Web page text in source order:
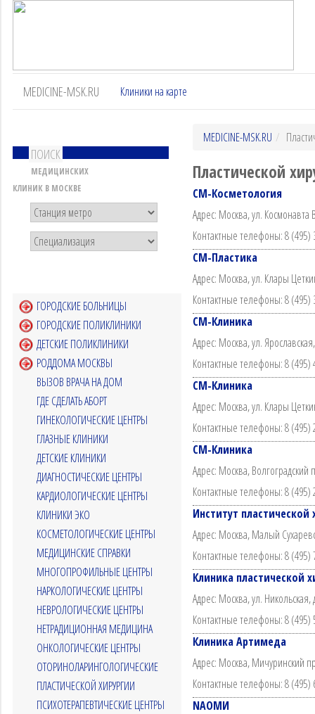
MEDICINE-MSK.RU Клиники на карте
MEDICINE-MSK.RU
Пластической
СМ-Косметология
Адрес: Москва, ул.
Контактные телефоны: 8 (495)
СМ-Пластика
Адрес: Москва, ул. Клары
Контактные телефоны: 8 (495)
СМ-Клиника
Адрес: Москва, ул.
Контактные телефоны: 8 (495)
СМ-Клиника
Адрес: Москва, ул. Клары
Контактные телефоны: 8 (495)
СМ-Клиника
Адрес: Москва, Волгоградский
Контактные телефоны: 8 (495)
Институт пластической
Адрес: Москва, Малый
Контактные телефоны: 8 (495)
Клиника пластической
Адрес: Москва, ул. Никольская,
Контактные телефоны: 8 (495)
Клиника Артимеда
Адрес: Москва, Мичуринский
Контактные телефоны: 8 (495)
NАОМИ
ПОИСК
МЕДИЦИНСКИХ
КЛИНИК В МОСКВЕ
ГОРОДСКИЕ БОЛЬНИЦЫ
ГОРОДСКИЕ ПОЛИКЛИНИКИ
ДЕТСКИЕ ПОЛИКЛИНИКИ
РОДДОМА МОСКВЫ
ВЫЗОВ ВРАЧА НА ДОМ
ГДЕ СДЕЛАТЬ АБОРТ
ГИНЕКОЛОГИЧЕСКИЕ ЦЕНТРЫ
ГЛАЗНЫЕ КЛИНИКИ
ДЕТСКИЕ КЛИНИКИ
ДИАГНОСТИЧЕСКИЕ ЦЕНТРЫ
КАРДИОЛОГИЧЕСКИЕ ЦЕНТРЫ
КЛИНИКИ ЭКО
КОСМЕТОЛОГИЧЕСКИЕ ЦЕНТРЫ
МЕДИЦИНСКИЕ СПРАВКИ
МНОГОПРОФИЛЬНЫЕ ЦЕНТРЫ
НАРКОЛОГИЧЕСКИЕ ЦЕНТРЫ
НЕВРОЛОГИЧЕСКИЕ ЦЕНТРЫ
НЕТРАДИЦИОННАЯ МЕДИЦИНА
ОНКОЛОГИЧЕСКИЕ ЦЕНТРЫ
ОТОРИНОЛАРИНГОЛОГИЧЕСКИЕ
ПЛАСТИЧЕСКОЙ ХИРУРГИИ
ПСИХОТЕРАПЕВТИЧЕСКИЕ ЦЕНТРЫ